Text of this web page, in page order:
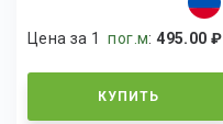
Цена за 1пог.м:495.00 ₽
КУПИТЬ